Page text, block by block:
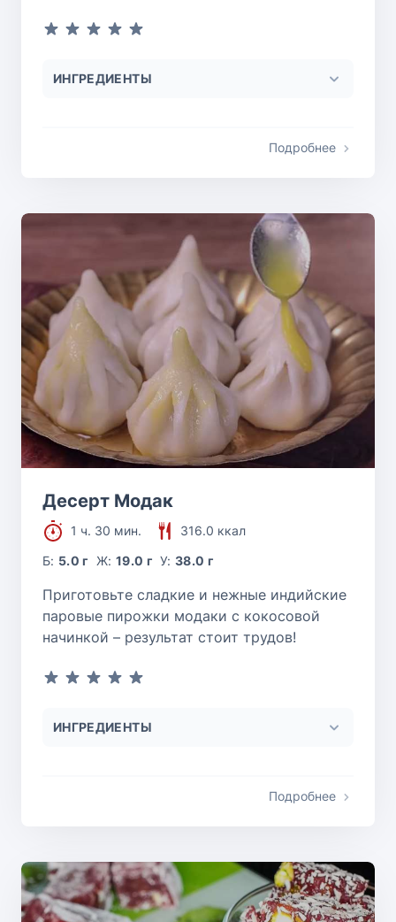
ИНГРЕДИЕНТЫ
Подробнее
Десерт Модак
1 ч. 30 мин.
316.0 ккал
Б: 5.0 г Ж: 19.0 г У:38.0 г
Приготовьте сладкие и нежные индийские
паровые пирожки модаки с кокосовой
начинкой – результат стоит трудов!
ИНГРЕДИЕНТЫ
Подробнее